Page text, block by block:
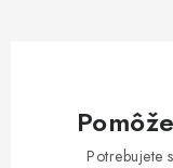
Potrebujete